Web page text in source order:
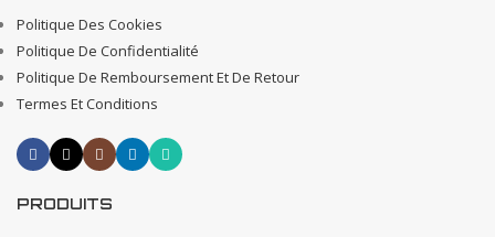
Politique Des Cookies
Politique De Confidentialité
Politique De Remboursement Et De Retour
Termes Et Conditions
PRODUITS